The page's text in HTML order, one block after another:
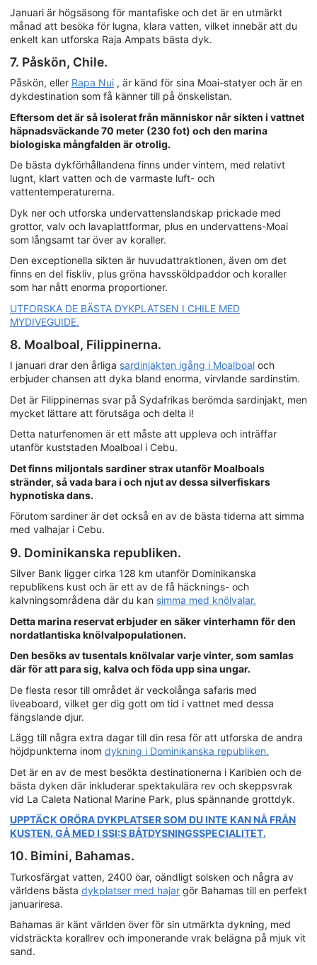
Januari är högsäsong för mantafiske och det är en utmärkt
månad att besöka för lugna, klara vatten, vilket innebär att du
enkelt kan utforska Raja Ampats bästa dyk.
7. Påskön, Chile.
Påskön, eller Rapa Nui , är känd för sina Moai-statyer och är en
dykdestination som få känner till på önskelistan.
Eftersom det är så isolerat från människor når sikten i vattnet
häpnadsväckande 70 meter (230 fot) och den marina
biologiska mångfalden är otrolig.
De bästa dykförhållandena finns under vintern, med relativt
lugnt, klart vatten och de varmaste luft- och
vattentemperaturerna.
Dyk ner och utforska undervattenslandskap prickade med
grottor, valv och lavaplattformar, plus en undervattens-Moai
som långsamt tar över av koraller.
Den exceptionella sikten är huvudattraktionen, även om det
finns en del fiskliv, plus gröna havssköldpaddor och koraller
som har nått enorma proportioner.
UTFORSKA DE BÄSTA DYKPLATSEN I CHILE MED
MYDIVEGUIDE.
8. Moalboal, Filippinerna.
I januari drar den årliga sardinjakten igång i Moalboal och
erbjuder chansen att dyka bland enorma, virvlande sardinstim.
Det är Filippinernas svar på Sydafrikas berömda sardinjakt, men
mycket lättare att förutsäga och delta i!
Detta naturfenomen är ett måste att uppleva och inträffar
utanför kuststaden Moalboal i Cebu.
Det finns miljontals sardiner strax utanför Moalboals
stränder, så vada bara i och njut av dessa silverfiskars
hypnotiska dans.
Förutom sardiner är det också en av de bästa tiderna att simma
med valhajar i Cebu.
9. Dominikanska republiken.
Silver Bank ligger cirka 128 km utanför Dominikanska
republikens kust och är ett av de få häcknings- och
kalvningsområdena där du kan simma med knölvalar.
Detta marina reservat erbjuder en säker vinterhamn för den
nordatlantiska knölvalpopulationen.
Den besöks av tusentals knölvalar varje vinter, som samlas
där för att para sig, kalva och föda upp sina ungar.
De flesta resor till området är veckolånga safaris med
liveaboard, vilket ger dig gott om tid i vattnet med dessa
fängslande djur.
Lägg till några extra dagar till din resa för att utforska de andra
höjdpunkterna inom dykning i Dominikanska republiken.
Det är en av de mest besökta destinationerna i Karibien och de
bästa dyken där inkluderar spektakulära rev och skeppsvrak
vid La Caleta National Marine Park, plus spännande grottdyk.
UPPTÄCK ORÖRA DYKPLATSER SOM DU INTE KAN NÅ FRÅN
KUSTEN. GÅ MED I SSI:S BÅTDYSNINGSSPECIALITET.
10. Bimini, Bahamas.
Turkosfärgat vatten, 2400 öar, oändligt solsken och några av
världens bästa dykplatser med hajar gör Bahamas till en perfekt
januariresa.
Bahamas är känt världen över för sin utmärkta dykning, med
vidsträckta korallrev och imponerande vrak belägna på mjuk vit
sand.